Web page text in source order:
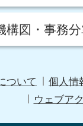
構図・事務
ついて 個人情
ウェブア